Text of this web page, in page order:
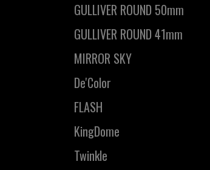
GULLIVER ROUND 50mm
GULLIVER ROUND 41mm
MIRROR SKY
De'Color
FLASH
KingDome
Twinkle